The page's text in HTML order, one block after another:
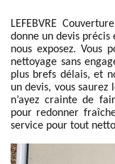
LEFEBVRE
donne un devis
nous exposez. Vous
nettoyage sans
plus brefs délais, et
un devis, vous
n’ayez crainte de
pour redonner
service pour tout